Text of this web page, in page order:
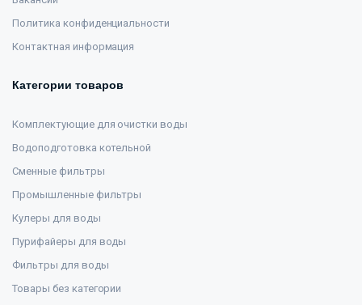
Политика конфиденциальности
Контактная информация
Категории товаров
Комплектующие для очистки воды
Водоподготовка котельной
Сменные фильтры
Промышленные фильтры
Кулеры для воды
Пурифайеры для воды
Фильтры для воды
Товары без категории